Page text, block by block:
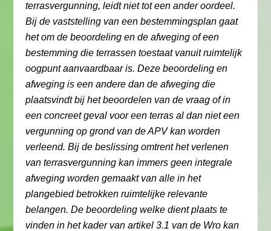
terrasvergunning, leidt niet tot een ander oordeel.
Bij de vaststelling van een bestemmingsplan gaat
het om de beoordeling en de afweging of een
bestemming die terrassen toestaat vanuit ruimtelijk
oogpunt aanvaardbaar is. Deze beoordeling en
afweging is een andere dan de afweging die
plaatsvindt bij het beoordelen van de vraag of in
een concreet geval voor een terras al dan niet een
vergunning op grond van de APV kan worden
verleend. Bij de beslissing omtrent het verlenen
van terrasvergunning kan immers geen integrale
afweging worden gemaakt van alle in het
plangebied betrokken ruimtelijke relevante
belangen. De beoordeling welke dient plaats te
vinden in het kader van artikel 3.1 van de Wro kan